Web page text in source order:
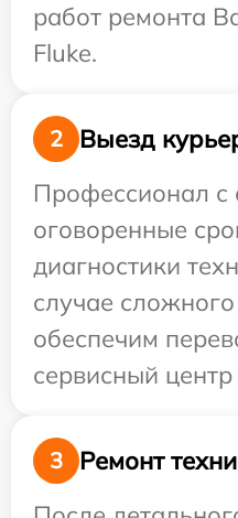
работ ремонта
Fluke.
2
Выезд
Профессионал с
оговоренные
диагностики
случае
обеспечим
сервисный центр
3
Ремонт